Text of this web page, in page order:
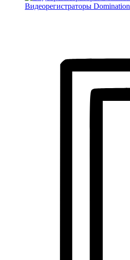
Видеорегистраторы Domination